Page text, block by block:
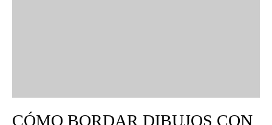
CÓMO BORDAR DIBUJOS CON